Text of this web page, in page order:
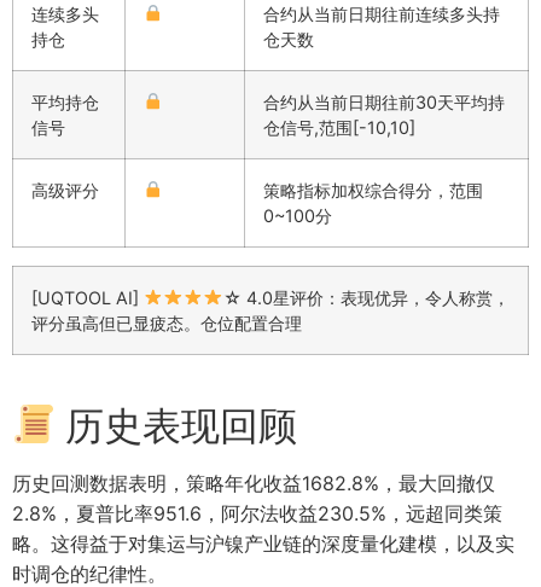
连续多头
持仓
合约从当前日期往前连续多头持
仓天数
平均持仓
信号
合约从当前日期往前30天平均持
仓信号,范围[-10,10]
高级评分
策略指标加权综合得分，范围
0~100分
[UQTOOL AI]
☆ 4.0星评价：表现优异，令人称赏，
评分虽高但已显疲态。仓位配置合理
历史表现回顾
历史回测数据表明，策略年化收益1682.8%，最大回撤仅
2.8%，夏普比率951.6，阿尔法收益230.5%，远超同类策
略。这得益于对集运与沪镍产业链的深度量化建模，以及实
时调仓的纪律性。